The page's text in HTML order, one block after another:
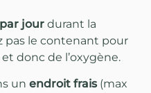
jour durant la
pas le contenant pour
donc de l’oxygène.
un endroit frais(max